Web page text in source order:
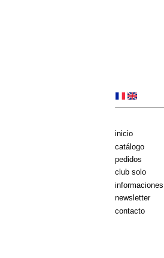
inicio
catálogo
pedidos
club solo
informaciones
newsletter
contacto